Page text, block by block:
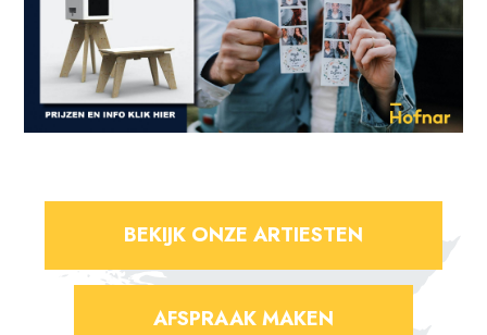
BEKIJK ONZE ARTIESTEN
AFSPRAAK MAKEN